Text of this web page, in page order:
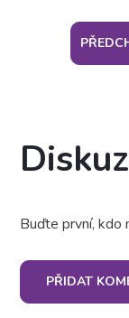
Buďte první, kdo
PŘIDAT